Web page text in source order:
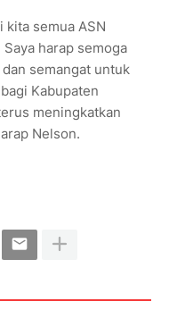
kita semua ASN
harap semoga
semangat untuk
Kabupaten
meningkatkan
Nelson.